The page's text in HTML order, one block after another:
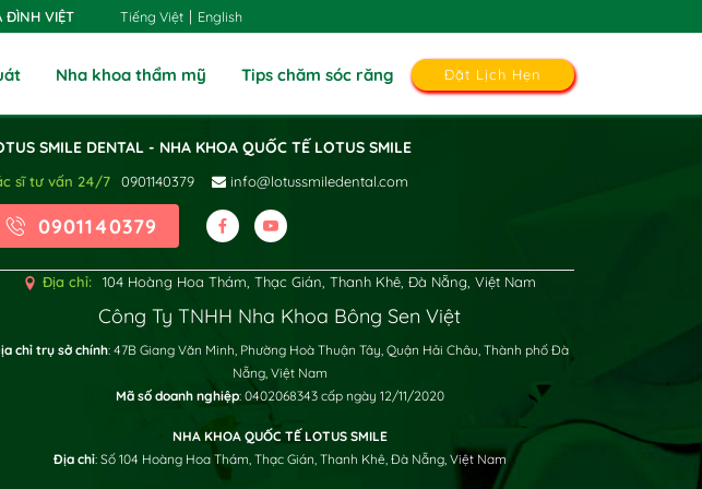
ĐÌNH VIỆT Tiếng Việt | English
Nha khoa thẩm mỹ Tips chăm sóc răng Đặt Lịch Hẹn
SMILE DENTAL - NHA KHOA QUỐC TẾ LOTUS SMILE
sĩ tư vấn 24/7 0901140379 info@lotussmiledental.com
0901140379
Địa chỉ: 104 Hoàng Hoa Thám, Thạc Gián, Thanh Khê, Đà Nẵng, Việt Nam
Công Ty TNHH Nha Khoa Bông Sen Việt
chỉ trụ sở chính: 47B Giang Văn Minh, Phường Hoà Thuận Tây, Quận Hải Châu, Thành phố Đà
Nẵng, Việt Nam
Mã số doanh nghiệp: 0402068343 cấp ngày 12/11/2020
NHA KHOA QUỐC TẾ LOTUS SMILE
Địa chỉ: Số 104 Hoàng Hoa Thám, Thạc Gián, Thanh Khê, Đà Nẵng, Việt Nam
x